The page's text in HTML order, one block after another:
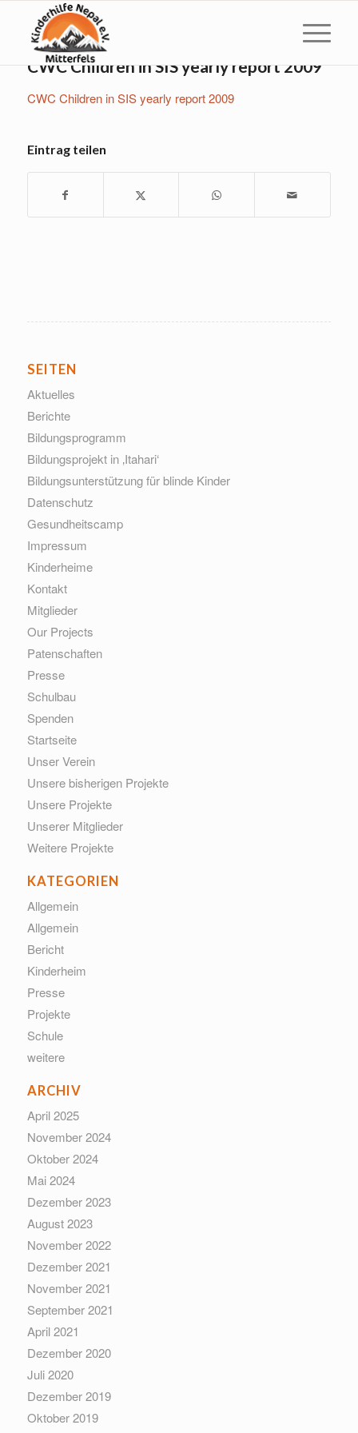
CWC Children in SIS yearly report 2009
CWC Children in SIS yearly report 2009
Eintrag teilen
SEITEN
Aktuelles
Berichte
Bildungsprogramm
Bildungsprojekt in ‚Itahari‘
Bildungsunterstützung für blinde Kinder
Datenschutz
Gesundheitscamp
Impressum
Kinderheime
Kontakt
Mitglieder
Our Projects
Patenschaften
Presse
Schulbau
Spenden
Startseite
Unser Verein
Unsere bisherigen Projekte
Unsere Projekte
Unserer Mitglieder
Weitere Projekte
KATEGORIEN
Allgemein
Allgemein
Bericht
Kinderheim
Presse
Projekte
Schule
weitere
ARCHIV
April 2025
November 2024
Oktober 2024
Mai 2024
Dezember 2023
August 2023
November 2022
Dezember 2021
November 2021
September 2021
April 2021
Dezember 2020
Juli 2020
Dezember 2019
Oktober 2019